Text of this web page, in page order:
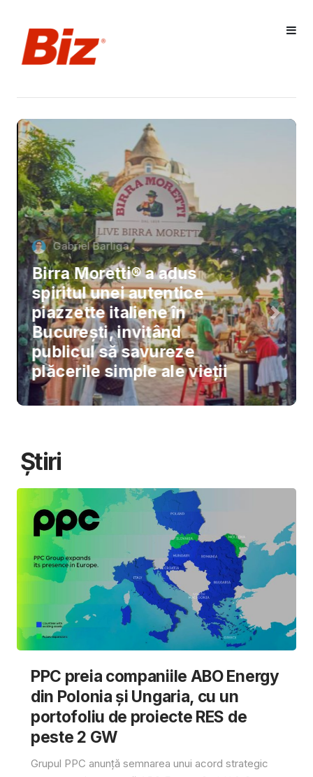
Gabriel Barliga
Birra Moretti® a adus
spiritul unei autentice
piazzette italiene în
București, invitând
publicul să savureze
plăcerile simple ale vieții
Știri
PPC preia companiile ABO Energy
din Polonia și Ungaria, cu un
portofoliu de proiecte RES de
peste 2 GW
Grupul PPC anunță semnarea unui acord strategic